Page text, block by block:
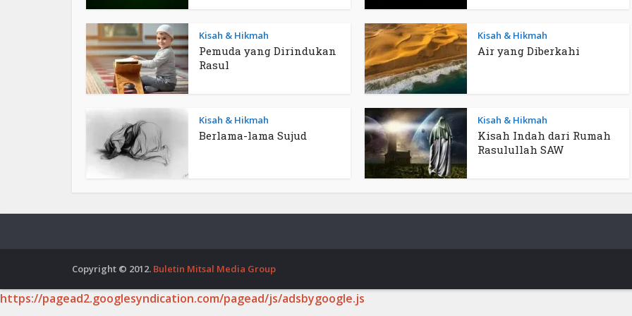
Kisah & Hikmah
Pemuda yang Dirindukan
Rasul
Kisah & Hikmah
Air yang Diberkahi
Kisah & Hikmah
Berlama-lama Sujud
Kisah & Hikmah
Kisah Indah dari Rumah
Rasulullah SAW
Copyright © 2012. Buletin Mitsal Media Group
https://pagead2.googlesyndication.com/pagead/js/adsbygoogle.js